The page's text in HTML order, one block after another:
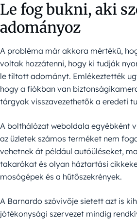
Le fog bukni, aki
adományoz
A probléma már akkora mértékű,
voltak hozzátenni, hogy ki tudják
le tiltott adományt. Emlékeztették
hogy a fiókban van
tárgyak visszavezethetők a eredeti
A bolthálózat weboldala egyébként
az üzletek számos terméket nem
vehetnek át például autóüléseket,
takarókat és olyan háztartási
mosógépek és a hűtőszekrények.
A Barnardo szóvivője sietett azt is
jótékonysági szervezet mindig